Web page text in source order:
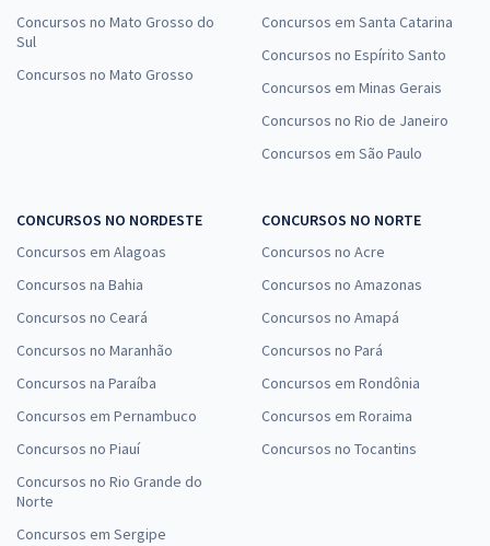
Concursos no Mato Grosso do
Sul
Concursos no Mato Grosso
Concursos em Santa Catarina
Concursos no Espírito Santo
Concursos em Minas Gerais
Concursos no Rio de Janeiro
Concursos em São Paulo
CONCURSOS NO NORDESTE
Concursos em Alagoas
Concursos na Bahia
Concursos no Ceará
Concursos no Maranhão
Concursos na Paraíba
Concursos em Pernambuco
Concursos no Piauí
Concursos no Rio Grande do
Norte
Concursos em Sergipe
CONCURSOS NO NORTE
Concursos no Acre
Concursos no Amazonas
Concursos no Amapá
Concursos no Pará
Concursos em Rondônia
Concursos em Roraima
Concursos no Tocantins